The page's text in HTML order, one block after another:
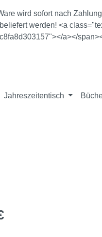
wird sofort nach
werden! <a
a></
Jahreszeitentisch